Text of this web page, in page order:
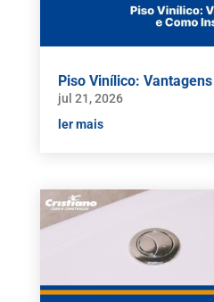
Piso Vinílico:
jul 21, 2026
ler mais